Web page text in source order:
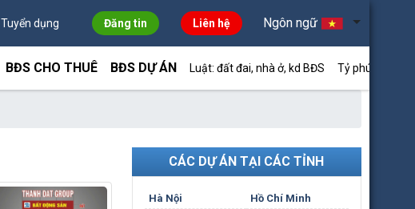
Tuyển dụng Đăng tin Liên hệ Ngôn ngữ
BĐS CHO THUÊ BĐS DỰ ÁN Luật: đất đai, nhà ở, kd BĐS Tỷ phú môi
CÁC DỰ ÁN TẠI CÁC TỈNH
Hà Nội
Hồ Chí Minh